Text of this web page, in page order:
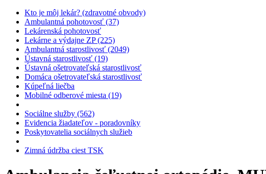
Kto je môj lekár? (zdravotné obvody)
Ambulantná pohotovosť (37)
Lekárenská pohotovosť
Lekárne a výdajne ZP (225)
Ambulantná starostlivosť (2049)
Ústavná starostlivosť (19)
Ústavná ošetrovateľská starostlivosť
Domáca ošetrovateľská starostlivosť
Kúpeľná liečba
Mobilné odberové miesta (19)
Sociálne služby (562)
Evidencia žiadateľov - poradovníky
Poskytovatelia sociálnych služieb
Zimná údržba ciest TSK